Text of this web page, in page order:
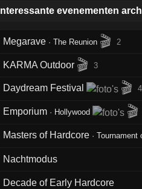
Interessante evenementen
Megarave ·The Reunion 🎬 2
KARMA Outdoor 🎬 3
Daydream Festival 🎬 4
Emporium · Hollywood 🎬
Masters of Hardcore ·Tournament
Nachtmodus
Decade of Early Hardcore